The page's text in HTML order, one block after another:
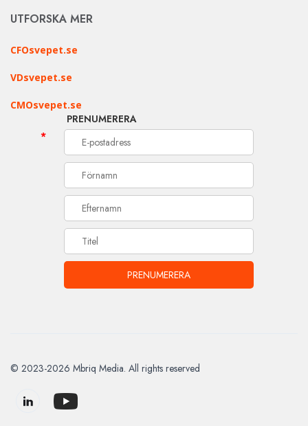
UTFORSKA MER
CFOsvepet.se
VDsvepet.se
CMOsvepet.se
PRENUMERERA
*
© 2023-2026 Mbriq Media. All rights reserved